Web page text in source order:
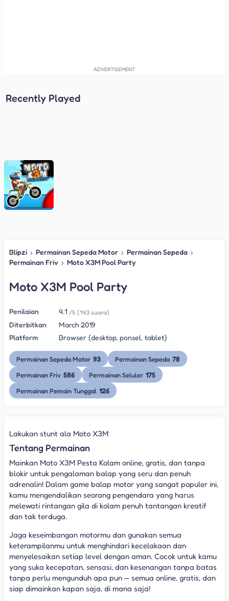
Recently Played
Blipzi › Permainan Sepeda Motor › Permainan Sepeda ›
Permainan Friv › Moto X3M Pool Party
Moto X3M Pool Party
Penilaian 4.1 /5 (143 suara)
Diterbitkan
March 2019
Platform
Browser (desktop, ponsel, tablet)
Permainan Sepeda Motor 93 Permainan Sepeda 78
Permainan Friv 586 Permainan Seluler 175
Permainan Pemain Tunggal 126
Lakukan stunt ala Moto X3M
Tentang Permainan
Mainkan Moto X3M Pesta Kolam online, gratis, dan tanpa
blokir untuk pengalaman balap yang seru dan penuh
adrenalin! Dalam game balap motor yang sangat populer ini,
kamu mengendalikan seorang pengendara yang harus
melewati rintangan gila di kolam penuh tantangan kreatif
dan tak terduga.
Jaga keseimbangan motormu dan gunakan semua
keterampilanmu untuk menghindari kecelakaan dan
menyelesaikan setiap level dengan aman. Cocok untuk kamu
yang suka kecepatan, sensasi, dan kesenangan tanpa batas
tanpa perlu mengunduh apa pun — semua online, gratis, dan
siap dimainkan kapan saja, di mana saja!